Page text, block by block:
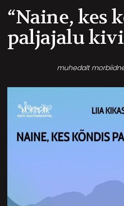
“Naine, kes
paljajalu
muhedalt